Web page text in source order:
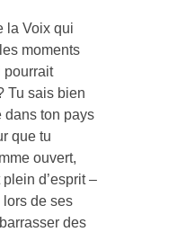
la Voix qui
moments
pourrait
Tu sais bien
dans ton pays
que tu
ouvert,
d’esprit –
de ses
des